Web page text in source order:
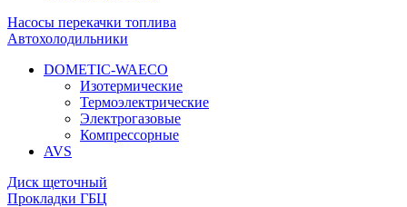
Насосы перекачки топлива
Автохолодильники
DOMETIC-WAECO
Изотермические
Термоэлектрические
Электрогазовые
Компрессорные
AVS
Диск щеточный
Прокладки ГБЦ